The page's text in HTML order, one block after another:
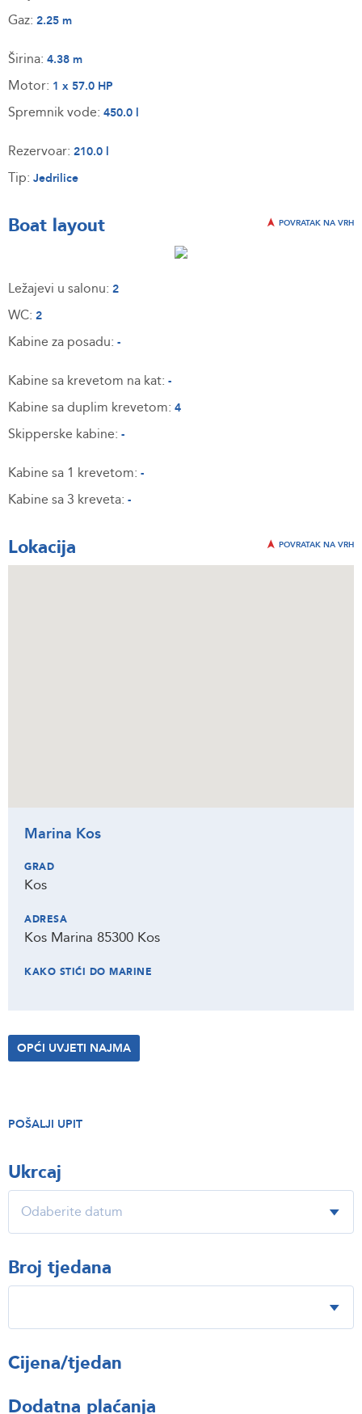
Gaz: 2.25 m
Širina: 4.38 m
Motor: 1 x 57.0 HP
Spremnik vode: 450.0 l
Rezervoar: 210.0 l
Tip: Jedrilice
Boat layout POVRATAK NA VRH
Ležajevi u salonu: 2
WC: 2
Kabine za posadu: -
Kabine sa krevetom na kat: -
Kabine sa duplim krevetom: 4
Skipperske kabine: -
Kabine sa 1 krevetom: -
Kabine sa 3 kreveta: -
Lokacija POVRATAK NA VRH
Marina Kos
GRAD
Kos
ADRESA
Kos Marina 85300 Kos
KAKO STIĆI DO MARINE
OPĆI UVJETI NAJMA
POŠALJI UPIT
Ukrcaj
Broj tjedana
Cijena/tjedan
Dodatna plaćanja